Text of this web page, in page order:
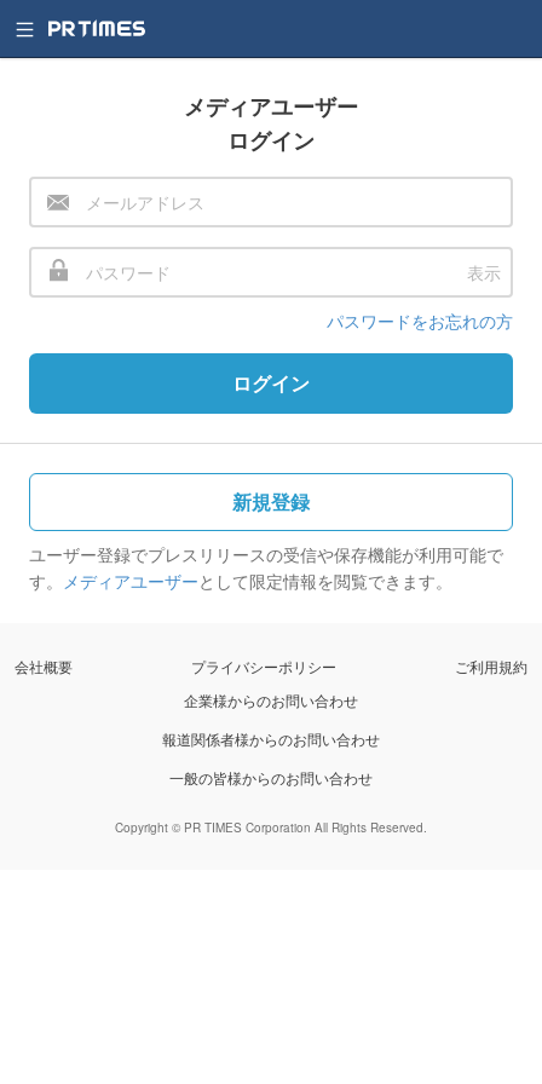
メディアユーザー
ログイン
表示
パスワードをお忘れの方
ログイン
新規登録
ユーザー登録でプレスリリースの受信や保存機能が利用可能で
す。 メディアユーザーとして限定情報を閲覧できます。
会社概要 プライバシーポリシー
ご利用規約
企業様からのお問い合わせ
報道関係者様からのお問い合わせ
一般の皆様からのお問い合わせ
Copyright © PR TIMES Corporation All Rights Reserved.